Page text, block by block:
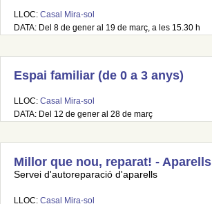
LLOC: Casal Mira-sol
DATA: Del 8 de gener al 19 de març, a les 15.30 h
Espai familiar (de 0 a 3 anys)
LLOC: Casal Mira-sol
DATA: Del 12 de gener al 28 de març
Millor que nou, reparat! - Aparells
Servei d'autoreparació d'aparells
LLOC: Casal Mira-sol